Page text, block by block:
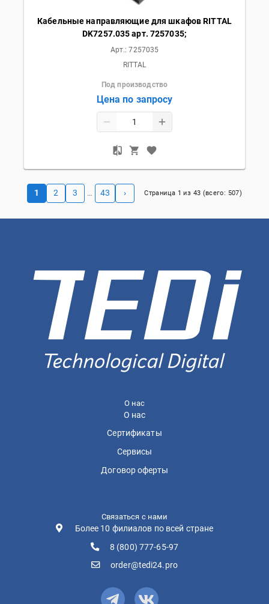
Кабельные направляющие для шкафов RITTAL
DK7257.035 арт. 7257035;
Арт.:7257035
RITTAL
Под производство
Цена по запросу
1 2 3 … 43 › Страница 1 из 43 (всего: 507)
О нас
О нас
Сертификаты
Сервисы
Договор оферты
Связаться с нами
Более 10 филиалов по всей стране
8 (800) 777-65-97
order@tedi24.pro